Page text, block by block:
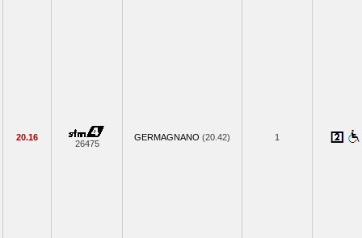
20.16
26475
GERMAGNANO (20.42) 1